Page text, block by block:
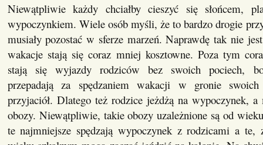
Niewątpliwie każdy chciałby cieszyć się słońcem,
wypoczynkiem. Wiele osób myśli, że to bardzo drogie
musiały pozostać w sferze marzeń. Naprawdę tak nie
wakacje stają się coraz mniej kosztowne. Poza tym
stają się wyjazdy rodziców bez swoich pociech,
przepadają za spędzaniem wakacji w gronie
przyjaciół. Dlatego też rodzice jeżdżą na wypoczynek, a
obozy. Niewątpliwie, takie obozy uzależnione są od
te najmniejsze spędzają wypoczynek z rodzicami a te,